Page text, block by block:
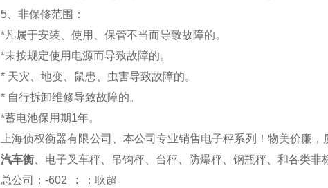
5、非保修范围：
*凡属于安装、使用、保管不当而导致故障的。
*未按规定使用电源而导致故障的。
* 天灾、地变、鼠患、虫害导致故障的。
* 自行拆卸维修导致故障的。
*蓄电池保用期1年。
上海侦权衡器有限公司、本公司专业销售电子秤系列！物美价廉
汽车衡 、电子叉车秤、吊钩秤、台秤、防爆秤、钢瓶秤、和各类非
总公司
：-602 : ：耿超